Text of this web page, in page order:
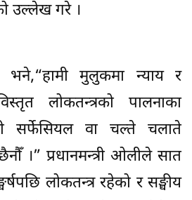
उल्लेख गरे ।
भने,“हामी मुलुकमा न्याय र
लोकतन्त्रको पालनाका
सर्फेसियल वा चल्ते चलाते
।” प्रधानमन्त्री ओलीले सात
लोकतन्त्र रहेको र सङ्घीय